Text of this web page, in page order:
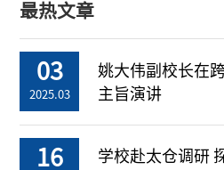
最热文章
03
2025.03
姚大伟副校长在
主旨演讲
16
学校赴太仓调研